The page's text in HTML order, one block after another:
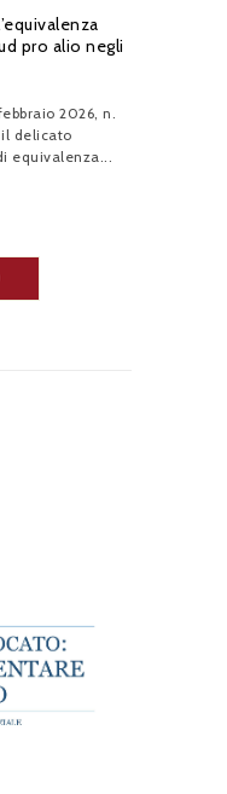
pro alio negli
2026, n.
il delicato
equivalenza...